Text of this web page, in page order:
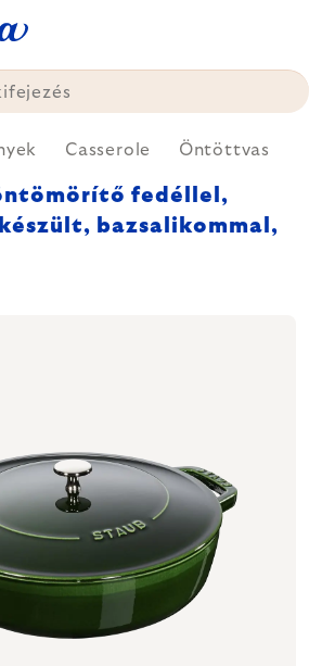
Casserole Öntöttvas
fedéllel,
bazsalikommal,